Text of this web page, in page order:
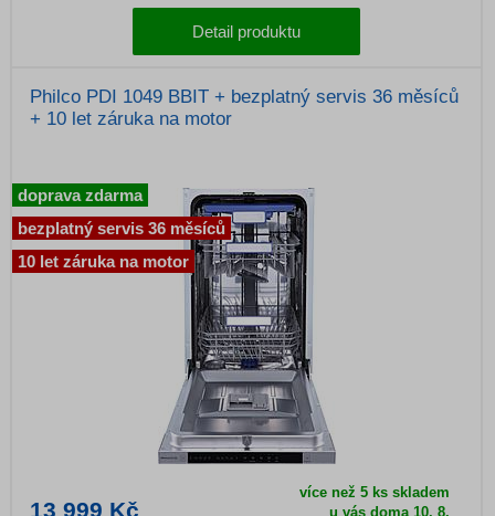
Detail produktu
Philco PDI 1049 BBIT + bezplatný servis 36 měsíců
+ 10 let záruka na motor
13 999 Kč
více než 5 ks skladem
u vás doma 10. 8.
doprava zdarma
bezplatný servis 36 měsíců
10 let záruka na motor